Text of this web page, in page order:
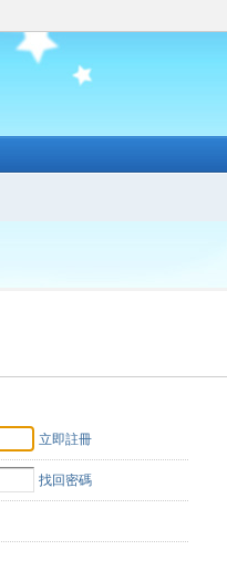
立即註冊
找回密碼